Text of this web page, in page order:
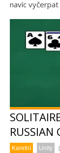
navíc vyčerpat
RUSSIAN
Karetní Unity